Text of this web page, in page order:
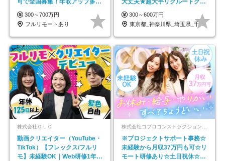
可で全国募集！年収アップ多数
★年休最大130日★
300～700万円
フルリモートあり
大丈夫★超大手リクルートグル
ープの正社員/sg
300～600万円
東京都_神奈川県_埼玉県_千葉県_大阪府…
株式会社ＯＬＣ
動画クリエイター（YouTube・
TikTok）【フレックス/フルリ
モ】未経験OK｜Web研修1年間
※プロジェクトサポート事務☆
未経験から月収37万円も可☆リ
モート研修あり☆土日祝休☆20